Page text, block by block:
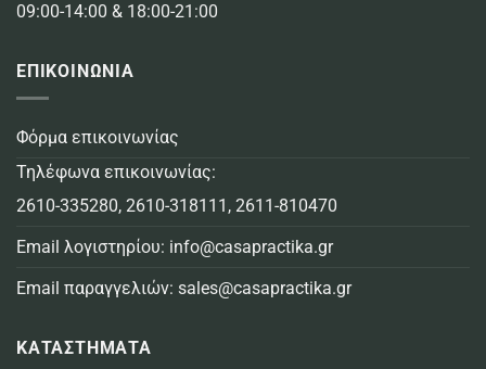
09:00-14:00 & 18:00-21:00
ΕΠΙΚΟΙΝΩΝΙΑ
Φόρμα επικοινωνίας
Τηλέφωνα επικοινωνίας:
2610-335280, 2610-318111 , 2611-810470
Email λογιστηρίου: info@casapractika.gr
Email παραγγελιών: sales@casapractika.gr
ΚΑΤΑΣΤΗΜΑΤΑ